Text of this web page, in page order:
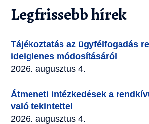
Legfrissebb hírek
Tájékoztatás az ügyfélfogadás
ideiglenes módosításáról
2026. augusztus 4.
Átmeneti intézkedések a
való tekintettel
2026. augusztus 4.